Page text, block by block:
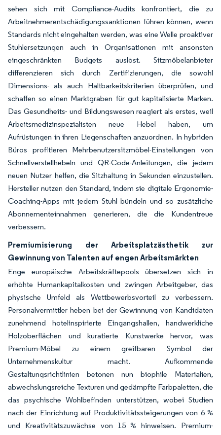
sehen sich mit Compliance-Audits konfrontiert, die zu
Arbeitnehmerentschädigungssanktionen führen können, wenn
Standards nicht eingehalten werden, was eine Welle proaktiver
Stuhlersetzungen auch in Organisationen mit ansonsten
eingeschränkten Budgets auslöst. Sitzmöbelanbieter
differenzieren sich durch Zertifizierungen, die sowohl
Dimensions- als auch Haltbarkeitskriterien überprüfen, und
schaffen so einen Marktgraben für gut kapitalisierte Marken.
Das Gesundheits- und Bildungswesen reagiert als erstes, weil
Arbeitsmedizinspezialisten neue Hebel haben, um
Aufrüstungen in ihren Liegenschaften anzuordnen. In hybriden
Büros profitieren Mehrbenutzersitzmöbel-Einstellungen von
Schnellverstellhebeln und QR-Code-Anleitungen, die jedem
neuen Nutzer helfen, die Sitzhaltung in Sekunden einzustellen.
Hersteller nutzen den Standard, indem sie digitale Ergonomie-
Coaching-Apps mit jedem Stuhl bündeln und so zusätzliche
Abonnementeinnahmen generieren, die die Kundentreue
verbessern.
Premiumisierung der Arbeitsplatzästhetik zur
Gewinnung von Talenten auf engen Arbeitsmärkten
Enge europäische Arbeitskräftepools übersetzen sich in
erhöhte Humankapitalkosten und zwingen Arbeitgeber, das
physische Umfeld als Wettbewerbsvorteil zu verbessern.
Personalvermittler heben bei der Gewinnung von Kandidaten
zunehmend hotelinspirierte Eingangshallen, handwerkliche
Holzoberflächen und kuratierte Kunstwerke hervor, was
Premium-Möbel zu einem greifbaren Symbol der
Unternehmenskultur macht. Aufkommende
Gestaltungsrichtlinien betonen nun biophile Materialien,
abwechslungsreiche Texturen und gedämpfte Farbpaletten, die
das psychische Wohlbefinden unterstützen, wobei Studien
nach der Einrichtung auf Produktivitätssteigerungen von 6 %
und Kreativitätszuwächse von 15 % hinweisen. Premium-